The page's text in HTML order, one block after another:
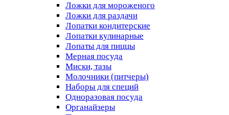
Ложки для мороженого
Ложки для раздачи
Лопатки кондитерские
Лопатки кулинарные
Лопаты для пиццы
Мерная посуда
Миски, тазы
Молочники (питчеры)
Наборы для специй
Одноразовая посуда
Органайзеры